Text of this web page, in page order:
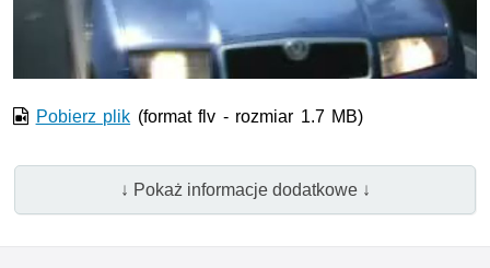
Film w formacie nieobsługiwanym przez odtwarzacz.
Pobierz plik (format flv - rozmiar 1.7 MB)
↓ Pokaż informacje dodatkowe ↓